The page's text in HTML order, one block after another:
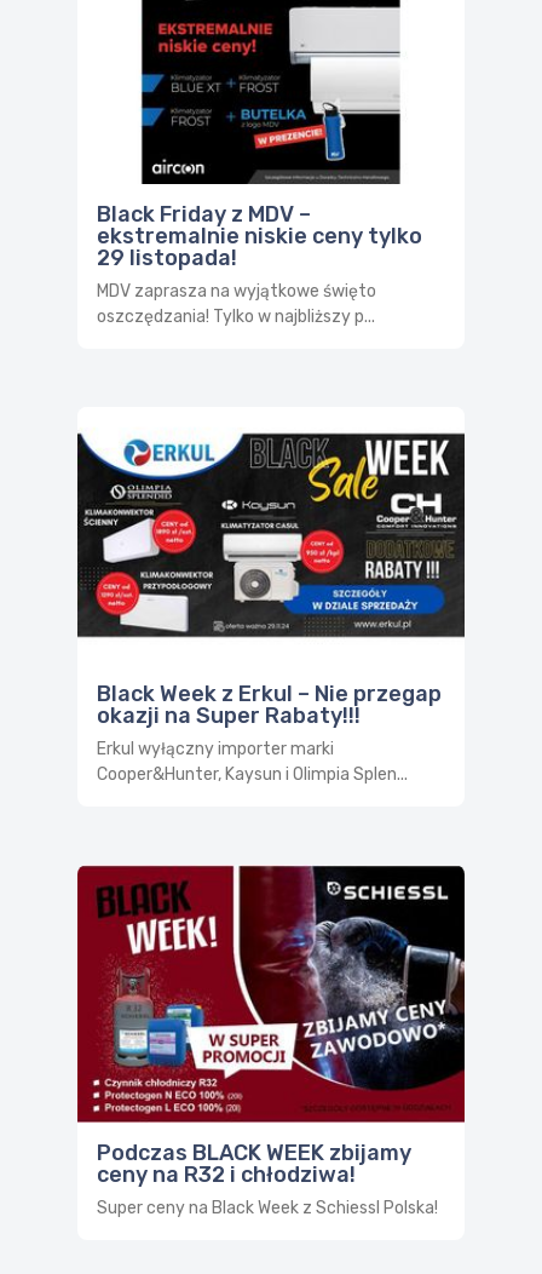
Black Friday z MDV –
ekstremalnie niskie ceny tylko
29 listopada!
MDV zaprasza na wyjątkowe święto
oszczędzania! Tylko w najbliższy p...
Black Week z Erkul – Nie przegap
okazji na Super Rabaty!!!
Erkul wyłączny importer marki
Cooper&Hunter, Kaysun i Olimpia Splen...
Podczas BLACK WEEK zbijamy
ceny na R32 i chłodziwa!
Super ceny na Black Week z Schiessl Polska!